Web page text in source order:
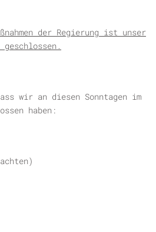
der Regierung ist unser
geschlossen.
wir an diesen Sonntagen im
haben: